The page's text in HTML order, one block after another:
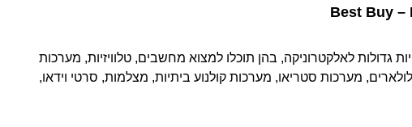
Best Buy –
גדולות לאלקטרוניקה, בהן תוכלו למצוא מחשבים, טלוויזיות, מערכות
מערכות סטריאו, מערכות קולנוע ביתיות, מצלמות, סרטי וידאו,